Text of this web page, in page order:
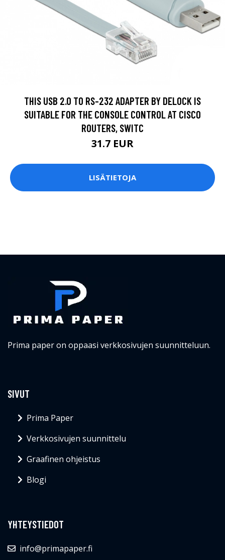
THIS USB 2.0 TO RS-232 ADAPTER BY DELOCK IS
SUITABLE FOR THE CONSOLE CONTROL AT CISCO
ROUTERS, SWITC
31.7 EUR
LISÄTIETOJA
Prima paper on oppaasi verkkosivujen suunnitteluun.
SIVUT
Prima Paper
Verkkosivujen suunnittelu
Graafinen ohjeistus
Blogi
YHTEYSTIEDOT
info@primapaper.fi